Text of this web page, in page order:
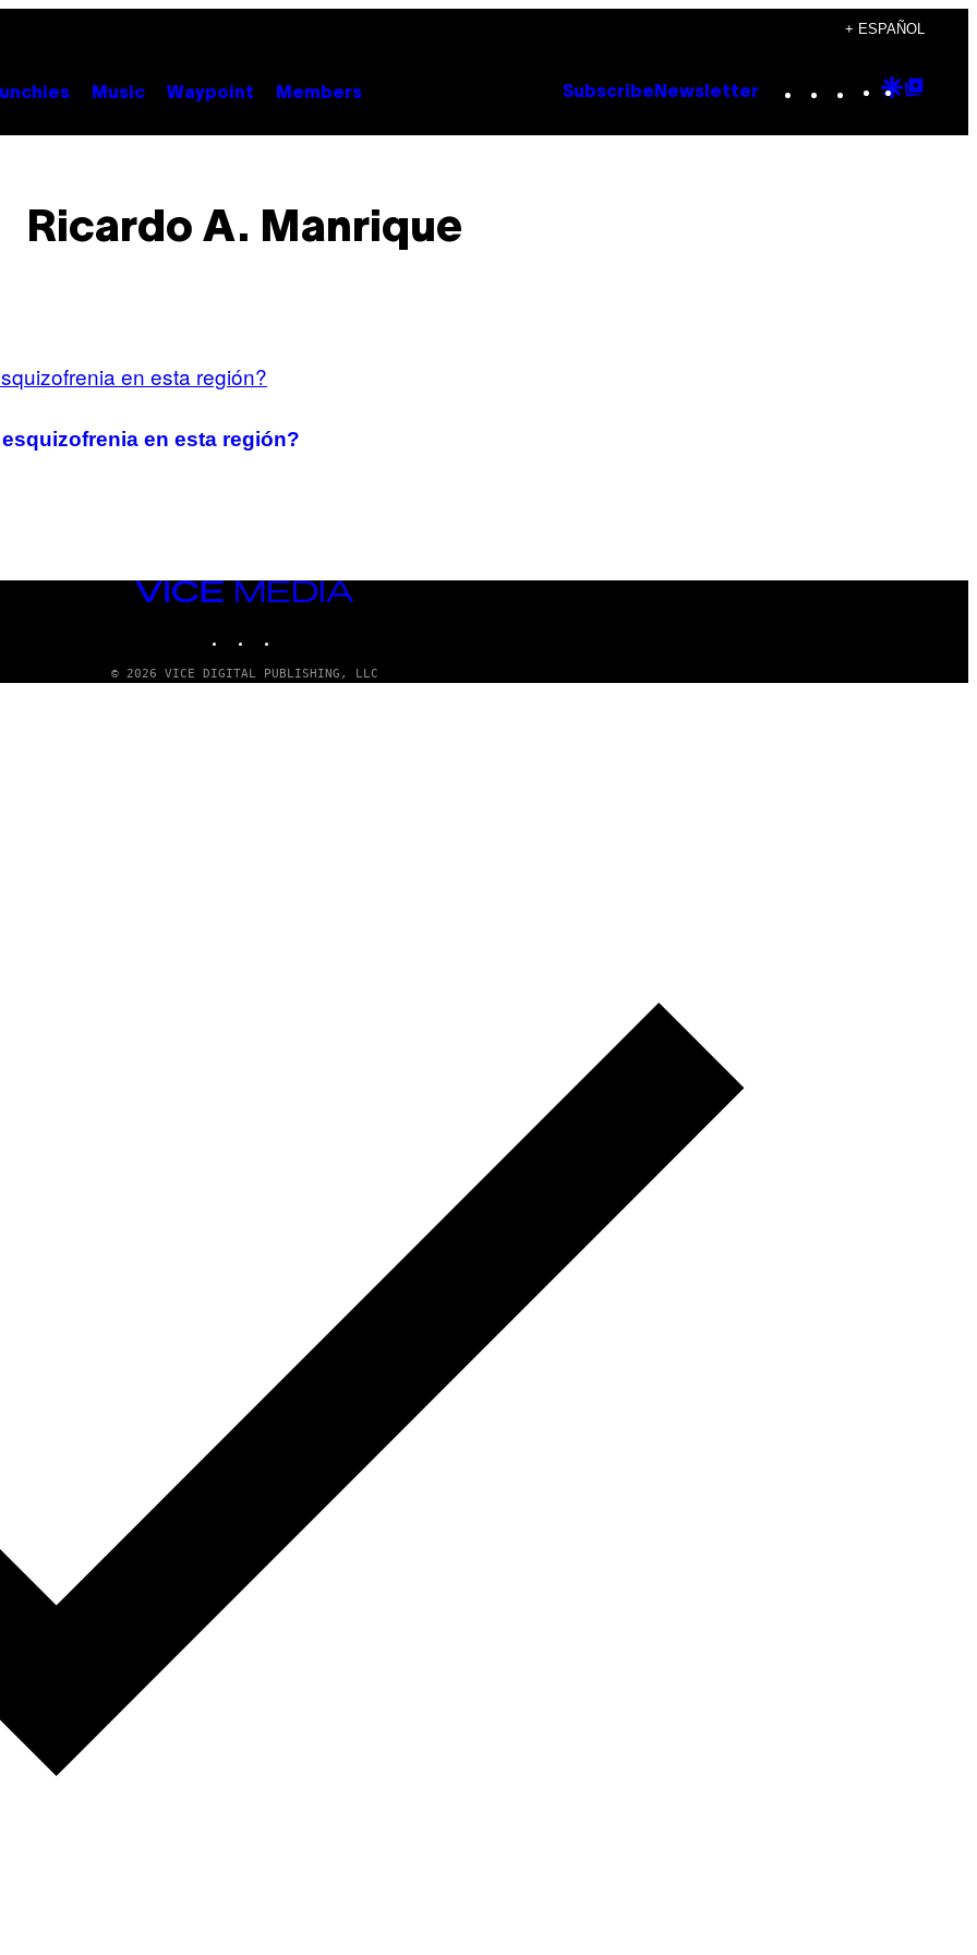
+ ESPAÑOL
Music Waypoint Members Subscribe Newsletter Instagram
TikTok
YouTube
Google
Ricardo A. Manrique
en esta región?
VICE
© 2026 VICE DIGITAL PUBLISHING, LLC